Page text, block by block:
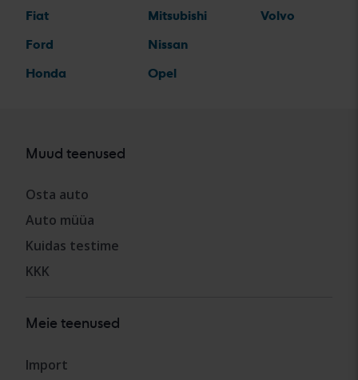
Fiat
Ford
Honda
Mitsubishi
Nissan
Opel
Volvo
Muud teenused
Osta auto
Auto müüa
Kuidas testime
KKK
Meie teenused
Import